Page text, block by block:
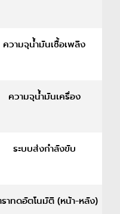
ความจุน้ำมันเชื้อเพลิง
ความจุน้ำมันเครื่อง
ระบบส่งกำลังขับ
าทดอัตโนมัติ (หน้า-หลัง)